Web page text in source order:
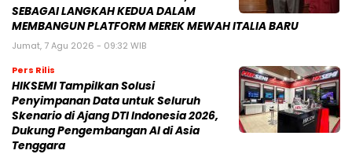
SEBAGAI LANGKAH KEDUA DALAM
MEMBANGUN PLATFORM MEREK MEWAH ITALIA BARU
Jumat, 7 Agu 2026 - 09:32 WIB
Pers Rilis
HIKSEMI Tampilkan Solusi
Penyimpanan Data untuk Seluruh
Skenario di Ajang DTI Indonesia 2026,
Dukung Pengembangan AI di Asia
Tenggara